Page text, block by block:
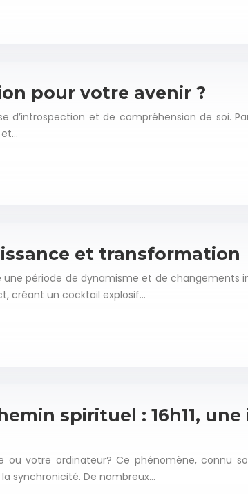
pour votre avenir ?
d’introspection et de compréhension de soi.
et transformation
une période de dynamisme et de
créant un cocktail explosif…
spirituel : 16h11,
ou votre ordinateur? Ce phénomène, connu
synchronicité. De nombreux…